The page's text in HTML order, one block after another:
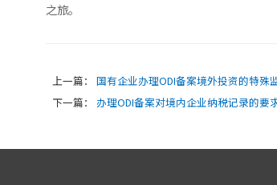
之旅。
上一篇：
国有企业办理ODI备案境外投资的特殊
下一篇：
办理ODI备案对境内企业纳税记录的要